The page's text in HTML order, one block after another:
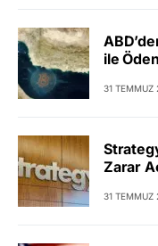
ile
31 TEMMUZ
Zarar
31 TEMMUZ